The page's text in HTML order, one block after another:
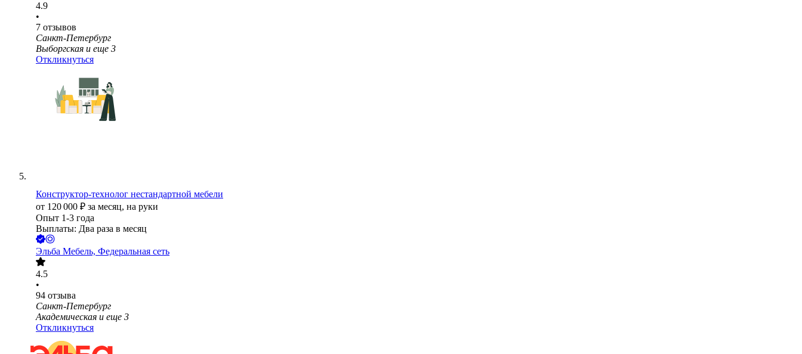
4.9
•
7 отзывов
Санкт-Петербург
Выборгская и еще 3
Откликнуться
Конструктор-технолог нестандартной мебели
от 120 000 ₽ за месяц, на руки
Опыт 1-3 года
Выплаты: Два раза в месяц
Эльба Мебель, Федеральная сеть
4.5
•
94 отзыва
Санкт-Петербург
Академическая и еще 3
Откликнуться